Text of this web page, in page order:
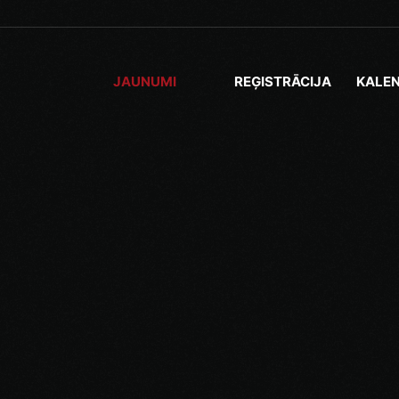
JAUNUMI REĢISTRĀCIJA